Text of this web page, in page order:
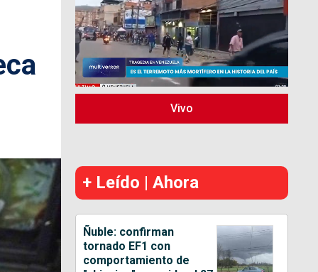
Vivo
+ Leído | Ahora
Ñuble: confirman
tornado EF1 con
comportamiento de